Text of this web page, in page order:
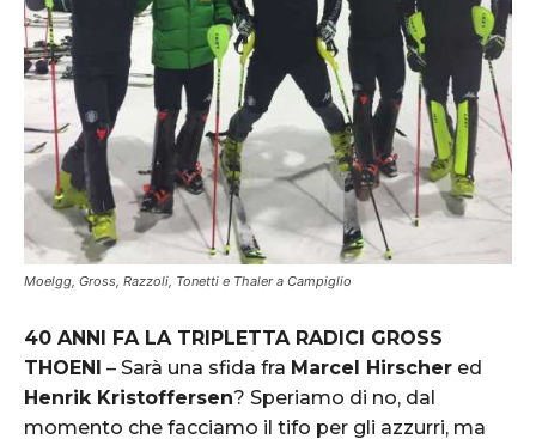
Moelgg, Gross, Razzoli, Tonetti e Thaler a Campiglio
40 ANNI FA LA TRIPLETTA RADICI GROSS
THOENI – Sarà una sfida fra Marcel Hirscher ed
Henrik Kristoffersen? Speriamo di no, dal
momento che facciamo il tifo per gli azzurri, ma